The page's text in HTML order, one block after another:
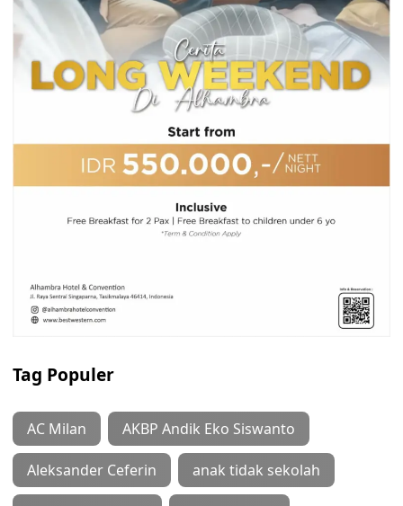
Tag Populer
AC Milan AKBP Andik Eko Siswanto
Aleksander Ceferin anak tidak sekolah